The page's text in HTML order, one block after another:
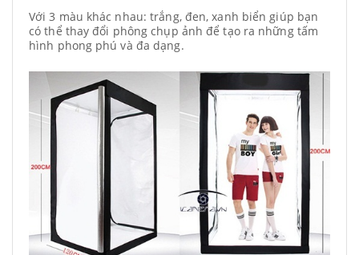
Với 3 màu khác nhau: trắng, đen, xanh biển giúp bạn
có thể thay đổi phông chụp ảnh để tạo ra những tấm
hình phong phú và đa dạng.